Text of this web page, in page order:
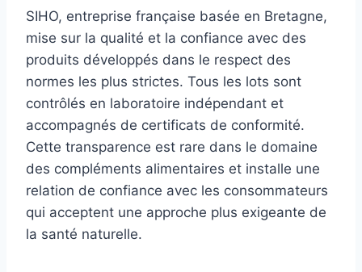
SIHO, entreprise française basée en Bretagne,
mise sur la qualité et la confiance avec des
produits développés dans le respect des
normes les plus strictes. Tous les lots sont
contrôlés en laboratoire indépendant et
accompagnés de certificats de conformité.
Cette transparence est rare dans le domaine
des compléments alimentaires et installe une
relation de confiance avec les consommateurs
qui acceptent une approche plus exigeante de
la santé naturelle.